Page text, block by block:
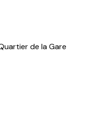
de la Gare